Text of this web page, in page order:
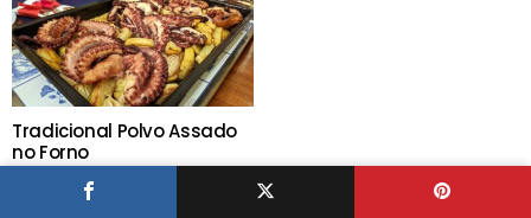
Tradicional Polvo Assado
no Forno